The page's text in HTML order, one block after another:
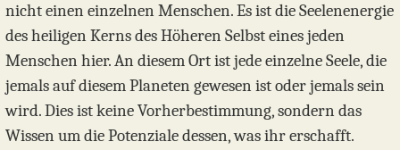
nicht einen einzelnen Menschen. Es ist die Seelenenergie
des heiligen Kerns des Höheren Selbst eines jeden
Menschen hier. An diesem Ort ist jede einzelne Seele, die
jemals auf diesem Planeten gewesen ist oder jemals sein
wird. Dies ist keine Vorherbestimmung, sondern das
Wissen um die Potenziale dessen, was ihr erschafft.